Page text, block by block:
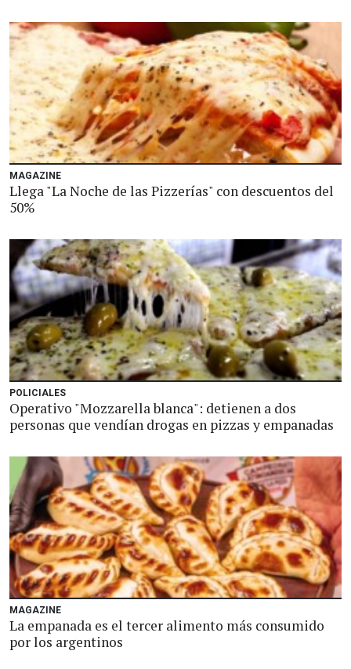
MAGAZINE
Llega "La Noche de las Pizzerías" con descuentos del
50%
POLICIALES
Operativo "Mozzarella blanca": detienen a dos
personas que vendían drogas en pizzas y empanadas
MAGAZINE
La empanada es el tercer alimento más consumido
por los argentinos